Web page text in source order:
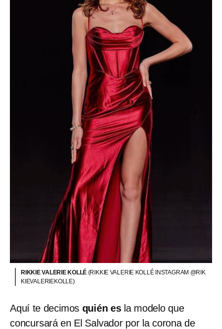
RIKKIE VALERIE KOLLÉ (RIKKIE VALERIE KOLLÉ INSTAGRAM @RIK
KIEVALERIEKOLLE)
Aquí te decimos quién esla modelo que
concursará en El Salvador por la corona de